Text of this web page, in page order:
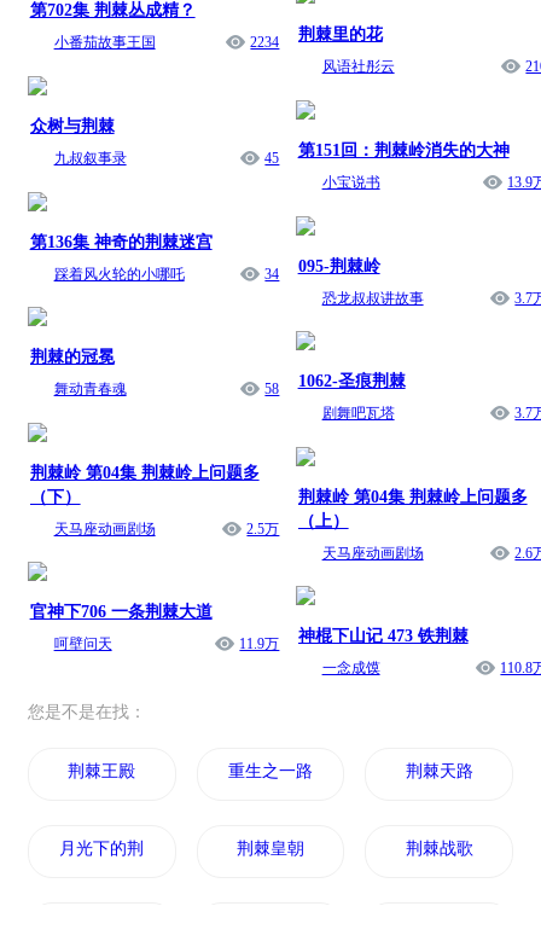
第702集 荆棘丛成精？
小番茄故事王国 2234
众树与荆棘
九叔叙事录 45
第136集 神奇的荆棘迷宫
踩着风火轮的小哪吒 34
荆棘的冠冕
舞动青春魂 58
荆棘岭 第04集 荆棘岭上问题多
（下）
天马座动画剧场 2.5万
官神下706 一条荆棘大道
呵壁问天 11.9万
荆棘里的花
风语社彤云
第151回：荆棘岭消失的大神
小宝说书 13.9
095-荆棘岭
恐龙叔叔讲故事 3.7
1062-圣痕荆棘
剧舞吧瓦塔 3.7
荆棘岭 第04集 荆棘岭上问题多
（上）
天马座动画剧场 2.6
神棍下山记 473 铁荆棘
一念成馍 110.8
您是不是在找：
荆棘王殿 重生之一路荆棘 荆棘天路
月光下的荆棘城 荆棘皇朝 荆棘战歌